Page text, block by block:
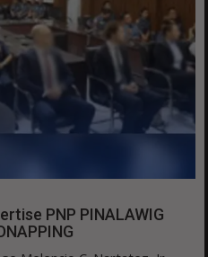
PNP PINALAWIG